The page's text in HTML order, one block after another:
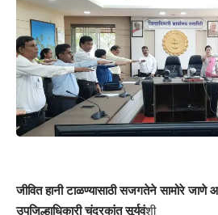
जीवित हानी टाळण्यासाठी सजगतेने सामोरे जाणे
उपजिल्हाधिकारी चंद्रकांत सूर्यवंशी